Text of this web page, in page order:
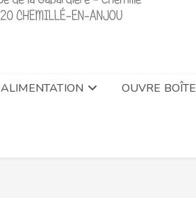
ALIMENTATION
OUVRE BOÎTE